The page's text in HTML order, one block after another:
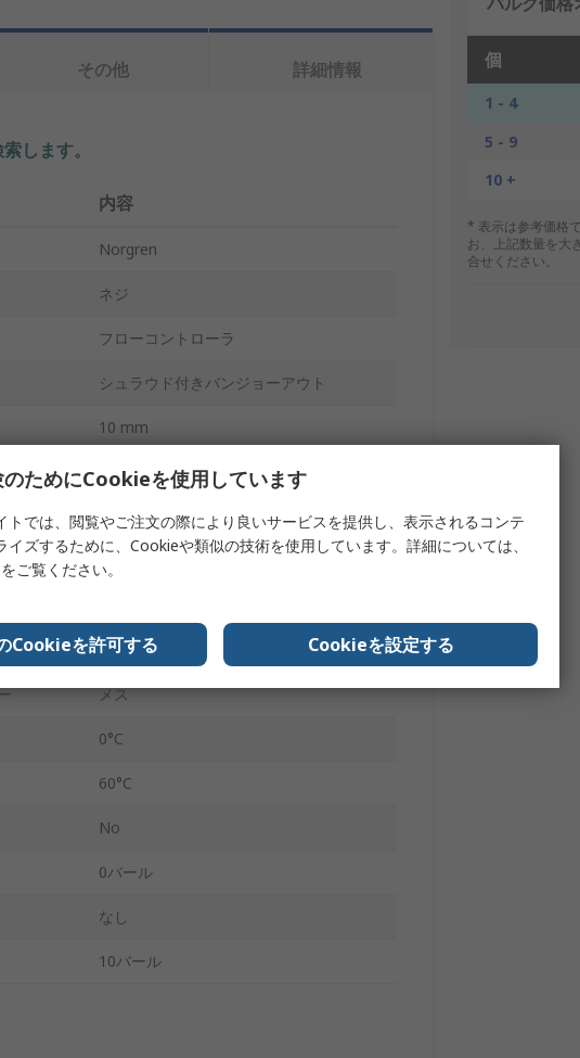
個
1 - 4
5 - 9
10 +
* 表示は参考価格
お、上記数量を大
合せください。
その他 詳細情報
します。
内容
Norgren
ネジ
フローコントローラ
シュラウド付きバンジョーアウト
10 mm
Pneutic C
BSPP
ポリブチレンテレフタレート
メス
0°C
60°C
No
0バール
なし
10バール
のためにCookieを使用しています
トでは、閲覧やご注文の際により良いサービスを提供し、表示されるコンテ
イズするために、Cookieや類似の技術を使用しています。詳細については、
ご覧ください。
Cookieを許可する Cookieを設定する